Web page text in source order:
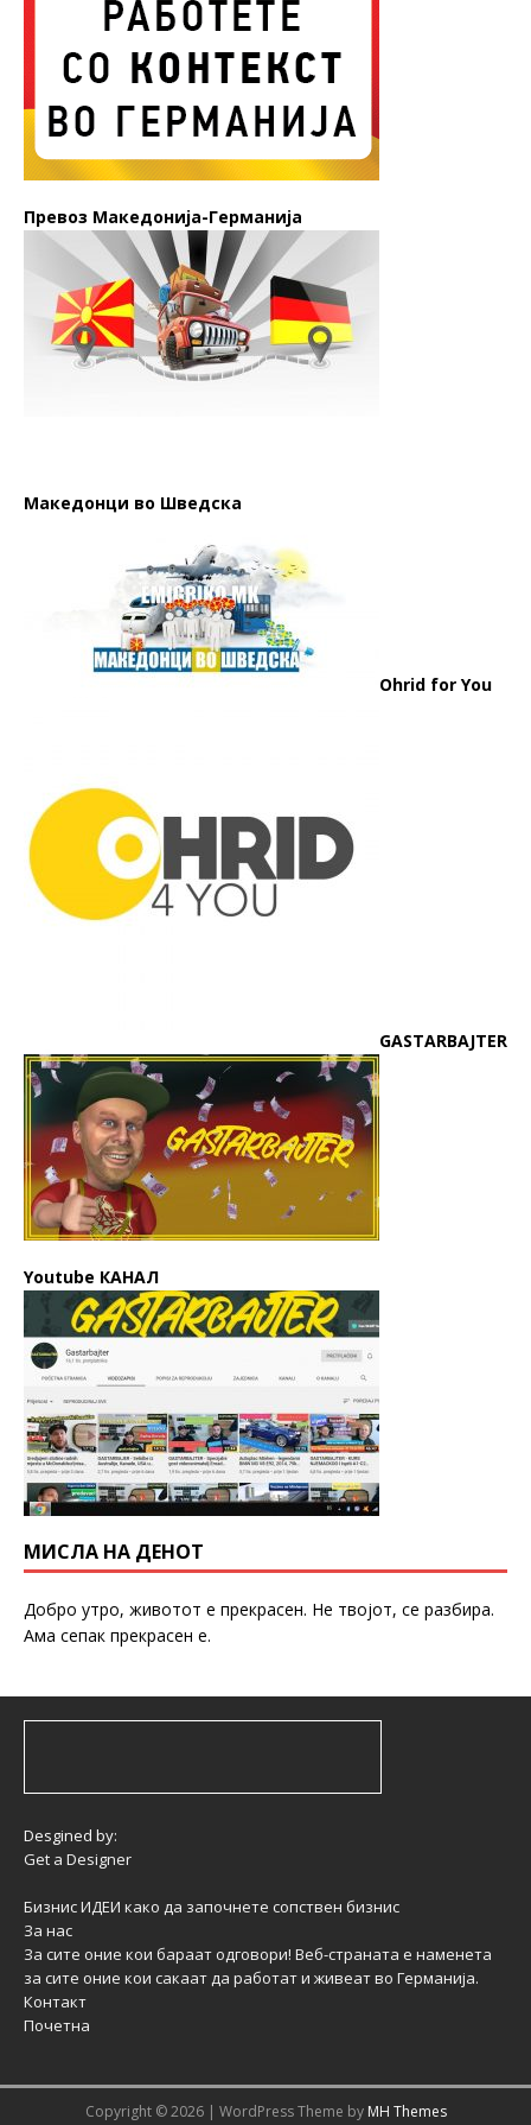
Превоз Македонија-Германија
Македонци во Шведска
Ohrid for You
GASTARBAJTER
Youtube КАНАЛ
МИСЛА НА ДЕНОТ
Добро утро, животот е прекрасен. Не твојот, се разбира.
Ама сепак прекрасен е.
Desgined by:
Get a Designer
Бизнис ИДЕИ како да започнете сопствен бизнис
За нас
За сите оние кои бараат одговори! Веб-страната е наменета
за сите оние кои сакаат да работат и живеат во Германија.
Контакт
Почетна
Copyright © 2026 | WordPress Theme by MH Themes